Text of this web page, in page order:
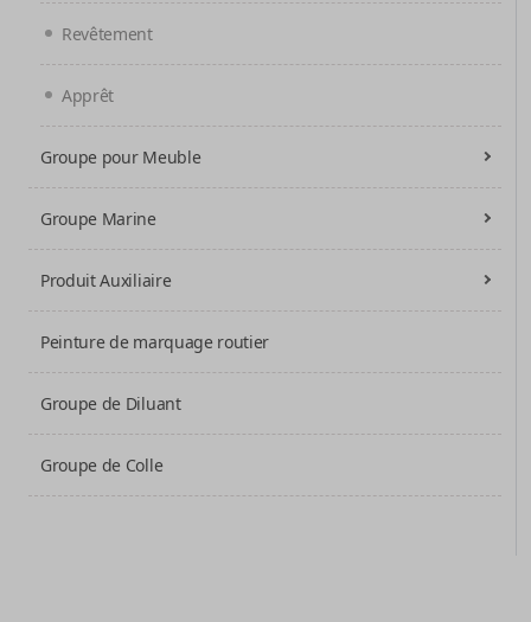
Revêtement
Apprêt
Groupe pour Meuble
Groupe Marine
Produit Auxiliaire
Peinture de marquage routier
Groupe de Diluant
Groupe de Colle